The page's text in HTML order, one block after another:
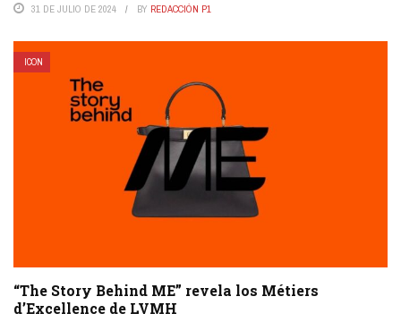
31 DE JULIO DE 2024 BY REDACCIÓN P1
ICON
“The Story Behind ME” revela los Métiers
d’Excellence de LVMH